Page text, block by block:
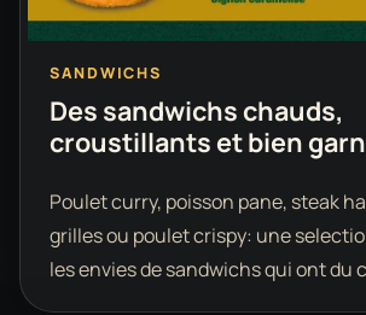
SANDWICHS
Des sandwichs chauds,
croustillants et bien
Poulet curry, poisson pane, steak
grilles ou poulet crispy: une
les envies de sandwichs qui ont du